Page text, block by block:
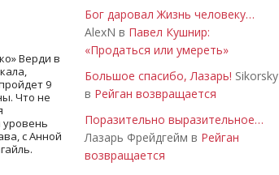
Верди в
9
Что не
уровень
с Анной
Бог даровал Жизнь человеку…
AlexN в Павел Кушнир:
«Продаться или умереть»
Большое спасибо, Лазарь! Sikorsky
в Рейган возвращается
Поразительно выразительное…
Лазарь Фрейдгейм в Рейган
возвращается